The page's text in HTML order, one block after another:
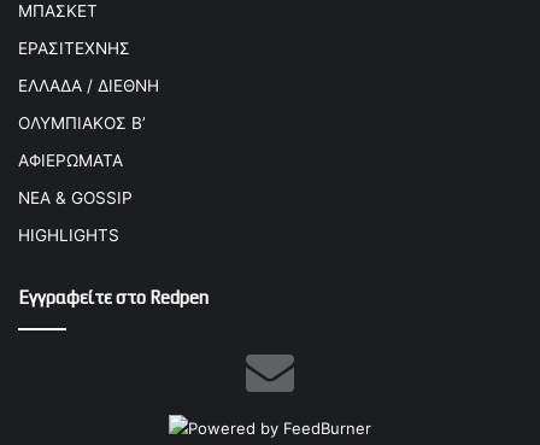
ΜΠΑΣΚΕΤ
ΕΡΑΣΙΤΕΧΝΗΣ
ΕΛΛΑΔΑ / ΔΙΕΘΝΗ
ΟΛΥΜΠΙΑΚΟΣ Β’
ΑΦΙΕΡΩΜΑΤΑ
ΝΕΑ & GOSSIP
HIGHLIGHTS
Εγγραφείτε στο Redpen